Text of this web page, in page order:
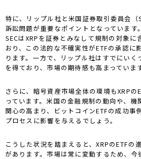
特に、リップル社と米国証券取引委員会（
訴訟問題が重要なポイントとなっています
SECはXRPを証券とみなして規制の対象に
おり、この法的な不確実性がETFの承認に
ります。一方で、リップル社はすでにいく
を得ており、市場の期待感も高まっています
さらに、暗号資産市場全体の環境もXRPの
っています。米国の金融規制の動向や、機
関心の高まり、ビットコインETFの成功事
プロセスに影響を与えるでしょう。
こうした状況を踏まえると、XRPのETFの
があります。市場は常に変動するため、今